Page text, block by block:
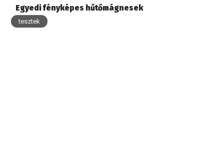
Egyedi fényképes hűtőmágnesek
tesztek